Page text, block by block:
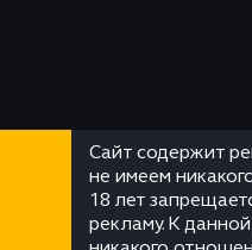
Сайт содержит
не имеем
18 лет
рекламу. К